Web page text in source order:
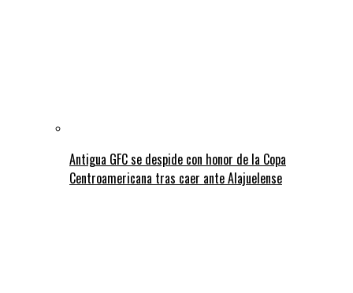
Antigua GFC se despide con honor de la Copa
Centroamericana tras caer ante Alajuelense